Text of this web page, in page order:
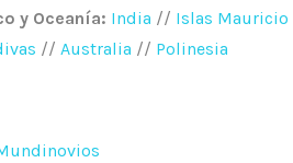
y Oceanía: India // Islas Mauricio
// Australia // Polinesia